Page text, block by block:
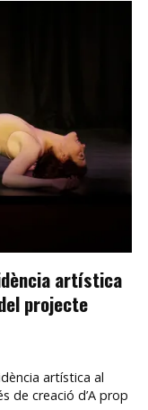
artística
projecte
artística al
de creació d’A prop